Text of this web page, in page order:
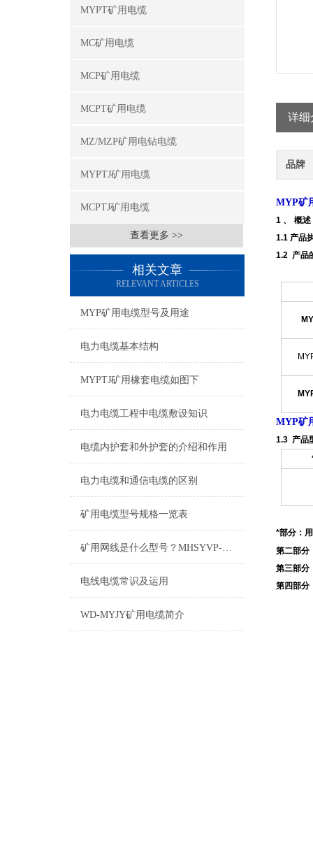
MYPT矿用电缆
MC矿用电缆
MCP矿用电缆
MCPT矿用电缆
MZ/MZP矿用电钻电缆
MYPTJ矿用电缆
MCPTJ矿用电缆
查看更多 >>
相关文章
RELEVANT ARTICLES
MYP矿用电缆型号及用途
电力电缆基本结构
MYPTJ矿用橡套电缆如图下
电力电缆工程中电缆敷设知识
电缆内护套和外护套的介绍和作用
电力电缆和通信电缆的区别
矿用电缆型号规格一览表
矿用网线是什么型号？MHSYVP-5矿用网线型号
电线电缆常识及运用
WD-MYJY矿用电缆简介
详细
品牌
MYP矿
1 、
概述
1.1 产品
1.2 产品
MYP矿
1.3 产品
*部分：
第二部分
第三部分
第四部分